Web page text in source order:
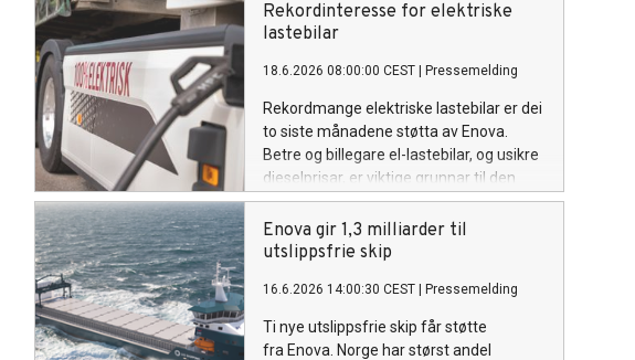
Rekordinteresse for elektriske
lastebilar
18.6.2026 08:00:00 CEST Pressemelding
Rekordmange elektriske lastebilar er dei
to siste månadene støtta av Enova.
Betre og billegare el-lastebilar, og usikre
dieselprisar, er viktige grunnar til den
store interessa.
Enova gir 1,3 milliarder til
utslippsfrie skip
16.6.2026 14:00:30 CEST Pressemelding
Ti nye utslippsfrie skip får støtte
fra Enova. Norge har størst andel